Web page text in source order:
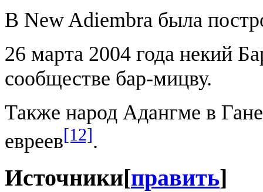
В New Adiembra была
26 марта 2004 года некий
сообществе бар-мицву.
Также народ Адангме в
евреев[12].
Источники[править]